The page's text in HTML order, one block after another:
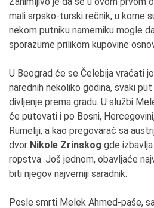
mali srpsko-turski rečnik, u kome
nekom putniku namerniku mogle
sporazume prilikom kupovine
U Beograd će se Čelebija vraćati
narednih nekoliko godina, svaki
divljenje prema gradu. U službi
će putovati i po Bosni,
Rumeliji, a kao pregovarač sa
dvor Nikole Zrinskog gde
ropstva. Još jednom, obavljaće
biti njegov najverniji saradnik.
Posle smrti Melek Ahmed-paše,